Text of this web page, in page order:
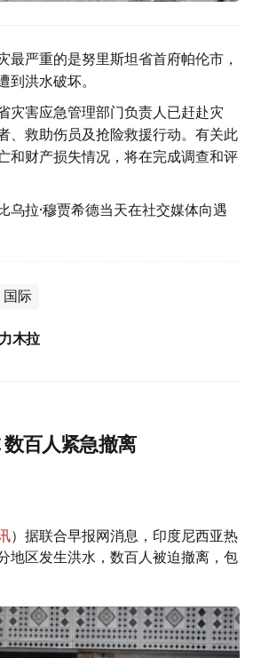
最严重的是努里斯坦省首府帕伦市，
到洪水破坏。
灾害应急管理部门负责人已赶赴灾
、救助伤员及抢险救援行动。有关此
和财产损失情况，将在完成调查和评
乌拉·穆贾希德当天在社交媒体向遇
国际
木拉
百人紧急撤离
）据联合早报网消息，印度尼西亚热
地区发生洪水，数百人被迫撤离，包